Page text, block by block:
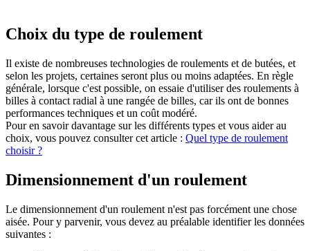
Choix du type de roulement
Il existe de nombreuses technologies de roulements et de butées, et
selon les projets, certaines seront plus ou moins adaptées. En règle
générale, lorsque c'est possible, on essaie d'utiliser des roulements à
billes à contact radial à une rangée de billes, car ils ont de bonnes
performances techniques et un coût modéré.
Pour en savoir davantage sur les différents types et vous aider au
choix, vous pouvez consulter cet article : Quel type de roulement
choisir ?
Dimensionnement d'un roulement
Le dimensionnement d'un roulement n'est pas forcément une chose
aisée. Pour y parvenir, vous devez au préalable identifier les données
suivantes :